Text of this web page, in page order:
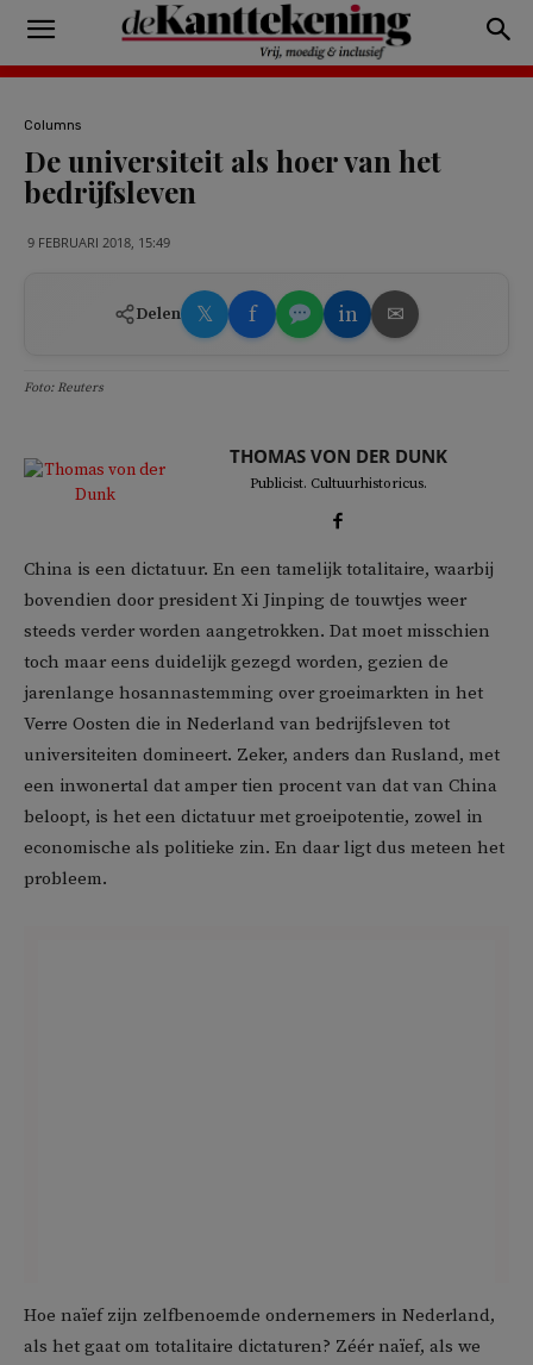
Columns
De universiteit als hoer van het
bedrijfsleven
9 FEBRUARI 2018, 15:49
Delen 𝕏 f in ✉
Foto: Reuters
THOMAS VON DER DUNK
Publicist. Cultuurhistoricus.
China is een dictatuur. En een tamelijk totalitaire, waarbij
bovendien door president Xi Jinping de touwtjes weer
steeds verder worden aangetrokken. Dat moet misschien
toch maar eens duidelijk gezegd worden, gezien de
jarenlange hosannastemming over groeimarkten in het
Verre Oosten die in Nederland van bedrijfsleven tot
universiteiten domineert. Zeker, anders dan Rusland, met
een inwonertal dat amper tien procent van dat van China
beloopt, is het een dictatuur met groeipotentie, zowel in
economische als politieke zin. En daar ligt dus meteen het
probleem.
Hoe naïef zijn zelfbenoemde ondernemers in Nederland,
als het gaat om totalitaire dictaturen? Zéér naïef, als we